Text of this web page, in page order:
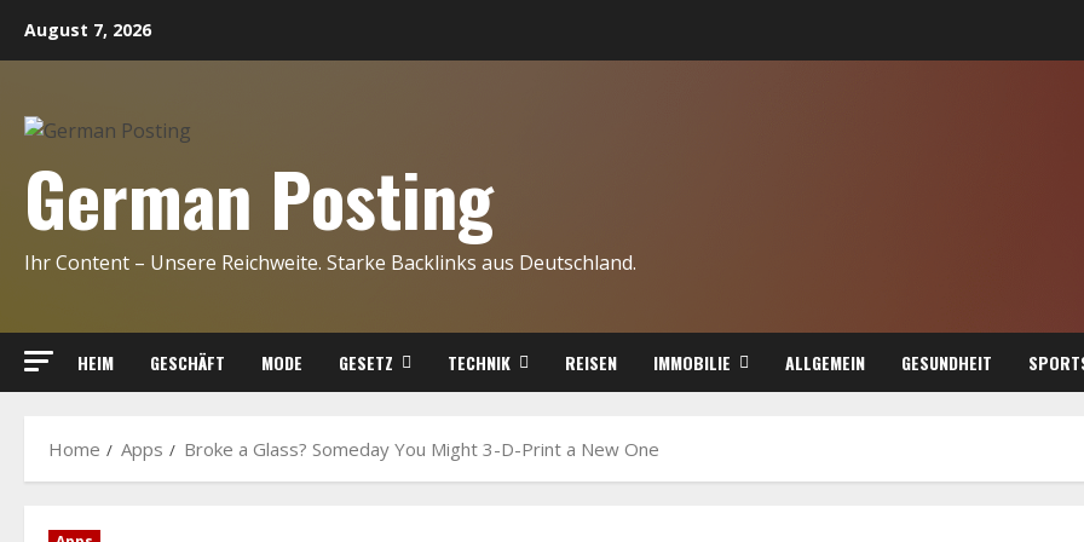
August 7, 2026
German Posting
Ihr Content – Unsere Reichweite. Starke Backlinks aus Deutschland.
HEIM GESCHÄFT MODE GESETZ TECHNIK REISEN IMMOBILIE ALLGEMEIN GESUNDHEIT
Home Apps Broke a Glass? Someday You Might 3-D-Print a New One